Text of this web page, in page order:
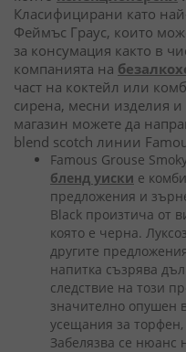
Класифицирани като
Феймъс Граус, които
за консумация както в
компанията на
част на коктейл или
сирена, месни изделия
магазин можете да
blend scotch линии
Famous Grouse
бленд уиски е
предложения и
Black произтича от
която е черна.
другите
напитка съзрява
следствие на този
значително опушен
усещания за
Забелязва се нюанс